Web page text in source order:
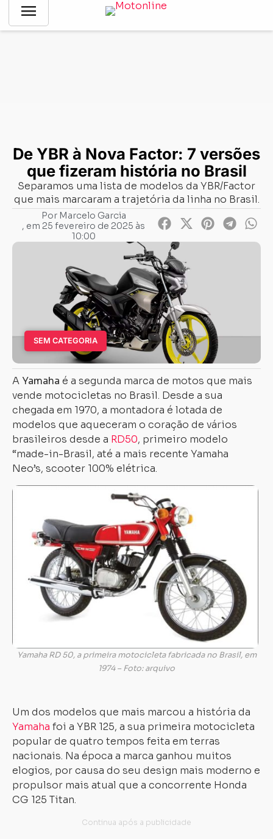
menu
Notícias Sem categoria-De YBR à Nova Factor: 7 versões
De YBR à Nova Factor: 7 versões
que fizeram história no Brasil
Separamos uma lista de modelos da YBR/Factor
que mais marcaram a trajetória da linha no Brasil.
PorMarcelo Garcia
, em 25 fevereiro de 2025 às
10:00
SEM CATEGORIA
A Yamaha é a segunda marca de motos que mais
vende motocicletas no Brasil. Desde a sua
chegada em 1970, a montadora é lotada de
modelos que aqueceram o coração de vários
brasileiros desde a RD50, primeiro modelo
“made-in-Brasil, até a mais recente Yamaha
Neo’s, scooter 100% elétrica.
Yamaha RD 50, a primeira motocicleta fabricada no Brasil, em
1974 – Foto: arquivo
Um dos modelos que mais marcou a história da
Yamaha foi a YBR 125, a sua primeira motocicleta
popular de quatro tempos feita em terras
nacionais. Na época a marca ganhou muitos
elogios, por causa do seu design mais moderno e
propulsor mais atual que a concorrente Honda
CG 125 Titan.